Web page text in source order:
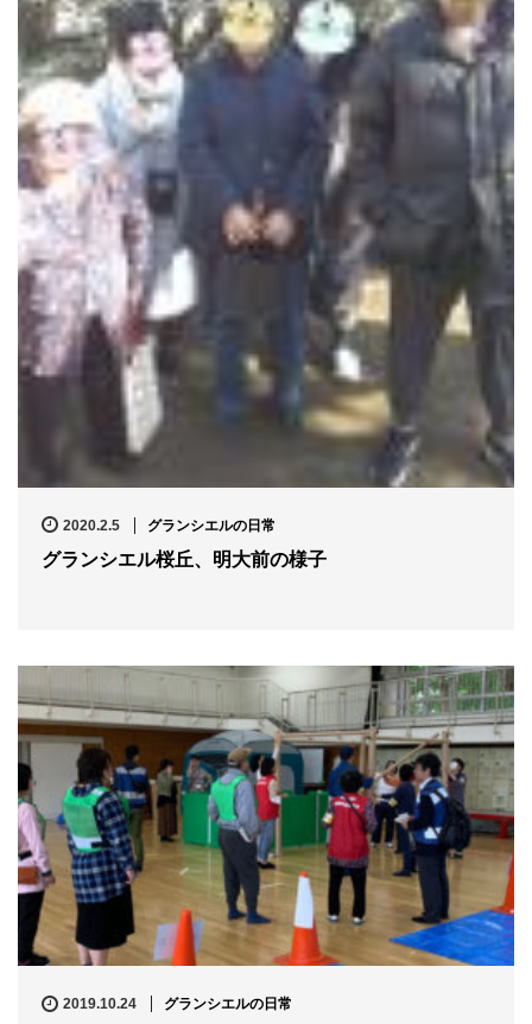
2020.2.5 グランシエルの日常
グランシエル桜丘、明大前の様子
2019.10.24 グランシエルの日常